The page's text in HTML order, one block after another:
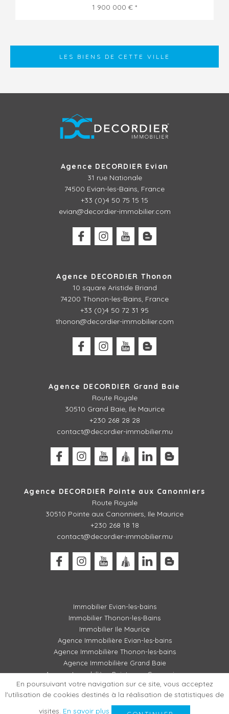
1 900 000 € *
LES BIENS DE CETTE VILLE
Agence DECORDIER Evian
31 rue Nationale
74500 Evian-les-Bains, France
+33 (0)4 50 75 15 15
evian@decordier-immobilier.com
Agence DECORDIER Thonon
10 square Aristide Briand
74200 Thonon-les-Bains, France
+33 (0)4 50 72 31 95
thonon@decordier-immobilier.com
Agence DECORDIER Grand Baie
Route Royale
30510 Grand Baie, Ile Maurice
+230 268 28 28
contact@decordier-immobilier.mu
Agence DECORDIER Pointe aux Canonniers
Route Royale
30510 Pointe aux Canonniers, Ile Maurice
+230 268 18 18
contact@decordier-immobilier.mu
Immobilier Evian-les-bains
Immobilier Thonon-les-Bains
Immobilier Ile Maurice
Agence Immobilière Evian-les-bains
Agence Immobilière Thonon-les-bains
Agence Immobilière Grand Baie
Agence Immobilière Pointe aux Canonniers
MENTIONS LÉGALES / BARÈME
En poursuivant votre navigation sur ce site, vous acceptez
l'utilisation de cookies destinés à la réalisation de statistiques de
visites. En savoir plus